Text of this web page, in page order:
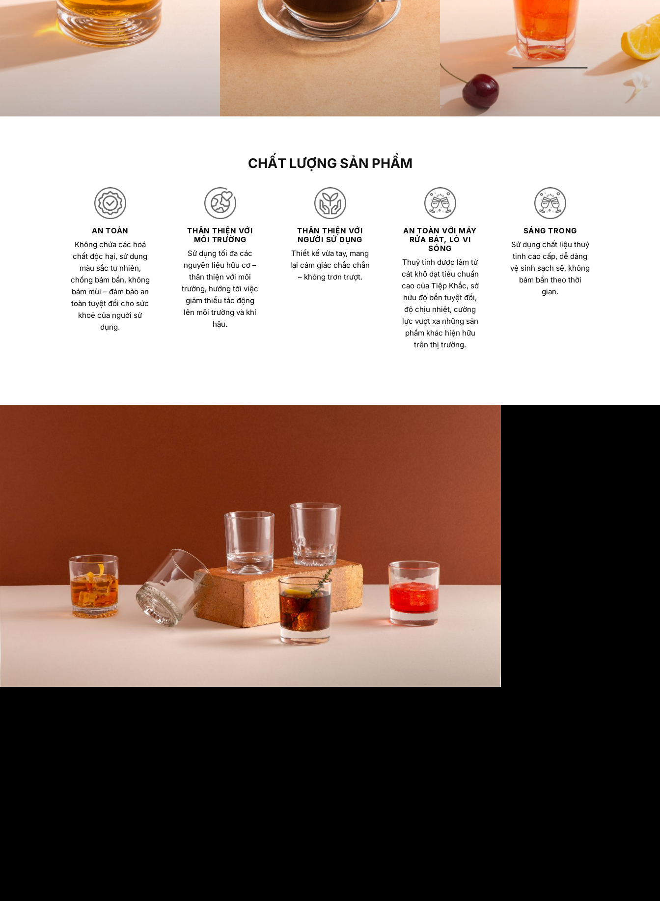
CHẤT LƯỢNG SẢN PHẨM
AN TOÀN
Không chứa các hoá
chất độc hại, sử dụng
màu sắc tự nhiên,
chống bám bẩn, không
bám mùi – đảm bảo an
toàn tuyệt đối cho sức
khoẻ của người sử
dụng.
THÂN THIỆN VỚI
MÔI TRƯỜNG
Sử dụng tối đa các
nguyên liệu hữu cơ –
thân thiện với môi
trường, hướng tới việc
giảm thiểu tác động
lên môi trường và khí
hậu.
THÂN THIỆN VỚI
NGƯỜI SỬ DỤNG
Thiết kế vừa tay, mang
lại cảm giác chắc chắn
– không trơn trượt.
AN TOÀN VỚI MÁY
RỬA BÁT, LÒ VI
SÓNG
Thuỷ tinh được làm từ
cát khô đạt tiêu chuẩn
cao của Tiệp Khắc, sở
hữu độ bền tuyệt đối,
độ chịu nhiệt, cường
lực vượt xa những sản
phẩm khác hiện hữu
trên thị trường.
SÁNG TRONG
Sử dụng chất liệu thuỷ
tinh cao cấp, dễ dàng
vệ sinh sạch sẽ, không
bám bẩn theo thời
gian.